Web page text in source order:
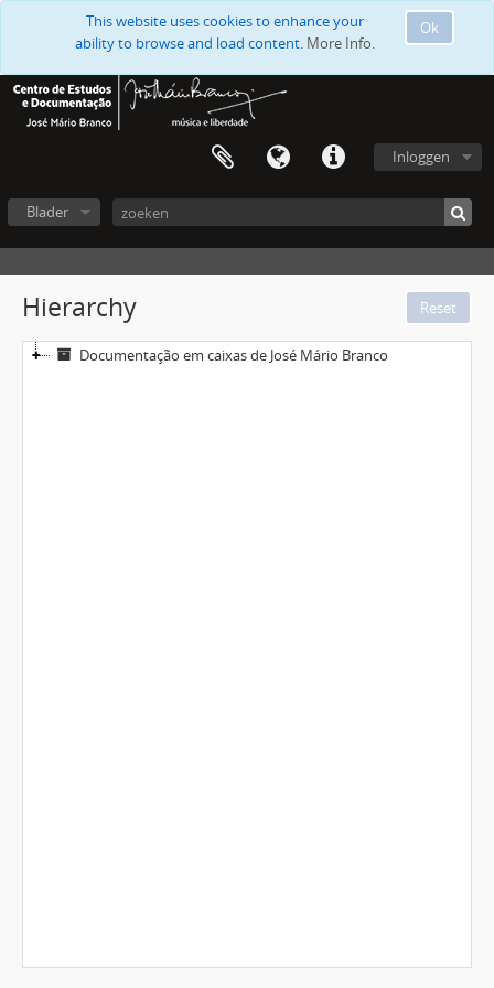
Ok
This website uses cookies to enhance your
ability to browse and load content. More Info.
Inloggen
Blader
Hierarchy
Documentação em caixas de José Mário Branco